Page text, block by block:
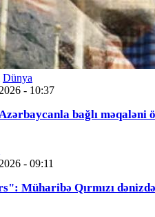
Dünya
- 10:37
bağlı məqaləni
- 09:11
Müharibə Qırmızı